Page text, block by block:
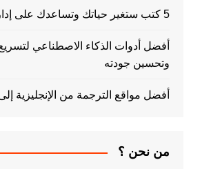
5 كتب ستغير حياتك وتساعدك على إدارة وقتك بفعالية
أفضل أدوات الذكاء الاصطناعي
وتحسين جودته
أفضل مواقع الترجمة من الإنجليزية
من نحن ؟